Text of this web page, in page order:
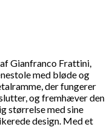
Gianfranco Frattini,
med bløde og
der fungerer
og fremhæver den
størrelse med sine
design. Med et